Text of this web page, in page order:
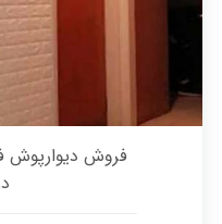
فروش دیوارپوش